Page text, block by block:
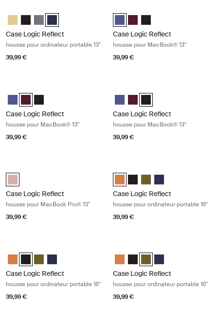
Case Logic Reflect 13" Laptop Sleeve Jaune clair
Case Logic Reflect 13" Laptop Sleeve Noir
Case Logic Reflect 13" Laptop Sleeve Grahite
Case Logic Reflect 13" Laptop Sleeve Dark Blue
Case Logic Reflect
housse pour ordinateur portable 13"
39,99 €
Case Logic Reflect 13"
Case Logic Reflect 13"
Case Logic Reflect 13"
Case Logic Reflect
housse pour MacBook® 13"
39,99 €
Case Logic Reflect 13" MacBook® Sleeve Pourpre concentré
Case Logic Reflect 13" MacBook® Sleeve Rouge nuancé
Case Logic Reflect 13" MacBook® Sleeve Noir
Case Logic Reflect
housse pour MacBook® 13"
39,99 €
Case Logic Reflect 13"
Case Logic Reflect 13"
Case Logic Reflect 13"
Case Logic Reflect
housse pour MacBook® 13"
39,99 €
Case Logic Reflect 13" MacBook Pro® Sleeve Zephyr rose/sirène
Case Logic Reflect
housse pour MacBook Pro® 13"
39,99 €
Case Logic Reflect 16" Laptop
Case Logic Reflect 16"
Case Logic Reflect 16"
Case Logic Reflect
Case Logic Reflect
housse pour ordinateur portable 16"
39,99 €
Case Logic Reflect 16" Laptop Sleeve Luscious Orange
Case Logic Reflect 16" Laptop Sleeve Noir (selected)
Case Logic Reflect 16" Laptop Sleeve Capulet Olive/Green
Case Logic Reflect 16" Laptop Sleeve Dark Blue
Case Logic Reflect
housse pour ordinateur portable 16"
39,99 €
Case Logic Reflect 16" Laptop
Case Logic Reflect 16"
Case Logic Reflect 16"
Case Logic Reflect
Case Logic Reflect
housse pour ordinateur portable 16"
39,99 €